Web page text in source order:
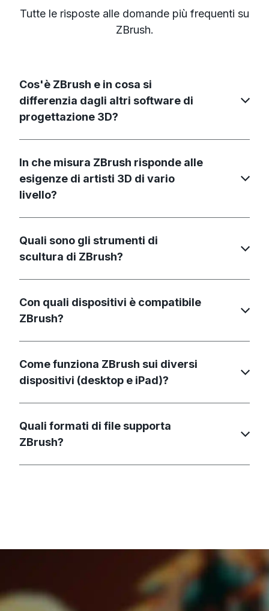
Tutte le risposte alle domande più frequenti su
ZBrush.
Cos'è ZBrush e in cosa si
differenzia dagli altri software di
progettazione 3D?
In che misura ZBrush risponde alle
esigenze di artisti 3D di vario
livello?
Quali sono gli strumenti di
scultura di ZBrush?
Con quali dispositivi è compatibile
ZBrush?
Come funziona ZBrush sui diversi
dispositivi (desktop e iPad)?
Quali formati di file supporta
ZBrush?